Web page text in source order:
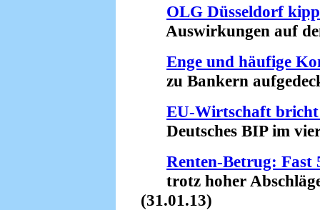
OLG Düsseldorf
Auswirkungen auf
Enge und häufige
zu Bankern
EU-Wirtschaft
Deutsches BIP im
Renten-Betrug: Fast
trotz hoher Abschläge
(31.01.13)